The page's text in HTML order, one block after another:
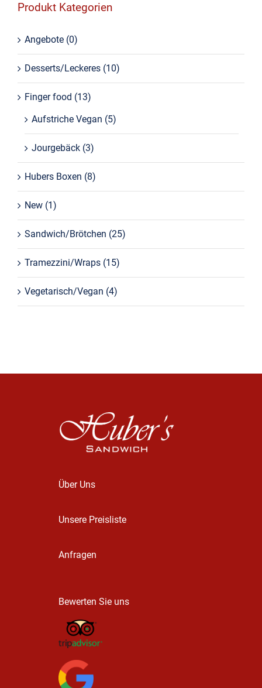
Produkt Kategorien
Angebote (0)
Desserts/Leckeres (10)
Finger food (13)
Aufstriche Vegan (5)
Jourgebäck (3)
Hubers Boxen (8)
New (1)
Sandwich/Brötchen (25)
Tramezzini/Wraps (15)
Vegetarisch/Vegan (4)
Über Uns
Unsere Preisliste
Anfragen
Bewerten Sie uns